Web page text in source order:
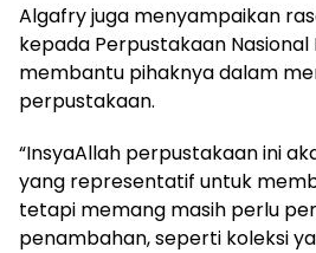
Algafry juga menyampaikan
kepada Perpustakaan Nasional
membantu pihaknya dalam
perpustakaan.
“InsyaAllah perpustakaan ini
yang representatif untuk
tetapi memang masih perlu
penambahan, seperti koleksi